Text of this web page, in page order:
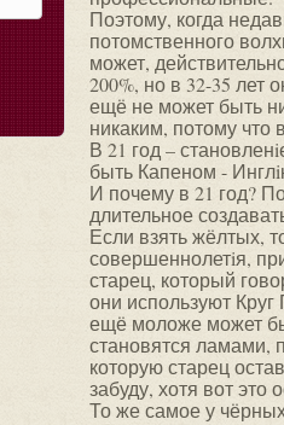
Поэтому, когда
потомственного
может,
200%, но в 32-35 лет
ещё не может быть
никаким, потому что
В 21 год –
быть Капеном -
И почему в 21 год?
длительное
Если взять жёлтых,
совершеннолетiя,
старец, который
они используют
ещё моложе может
становятся ламами,
которую старец
забуду, хотя вот
То же самое у